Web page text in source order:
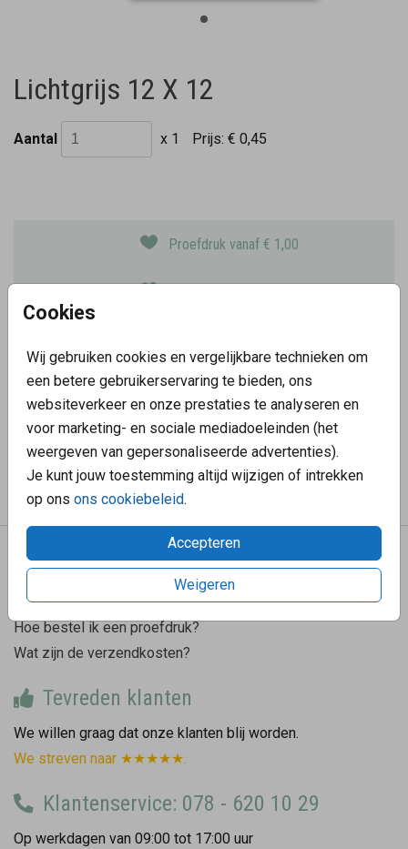
Cookies
Wij gebruiken cookies en vergelijkbare technieken om
een betere gebruikerservaring te bieden, ons
websiteverkeer en onze prestaties te analyseren en
voor marketing- en sociale mediadoeleinden (het
weergeven van gepersonaliseerde advertenties).
Je kunt jouw toestemming altijd wijzigen of intrekken
op ons ons cookiebeleid.
Accepteren
Weigeren
Lichtgrijs 12 X 12
Aantal x 1 Prijs: € 0,45
Proefdruk vanaf € 1,00
OMSCHRIJVING
lichtgrijs 12 x 12
Prijs:€ 0,45 per 1
We helpen graag
Hoe gaat de bezorging?
Hoe bestel ik een proefdruk?
Wat zijn de verzendkosten?
Tevreden klanten
We willen graag dat onze klanten blij worden.
We streven naar ★★★★★.
Klantenservice: 078 - 620 10 29
Op werkdagen van 09:00 tot 17:00 uur